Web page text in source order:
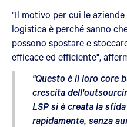
"Il motivo per cui le
logistica è perché sanno
possono spostare e
efficace ed efficiente",
"Questo è il loro core
crescita
LSP si è creata la
rapidamente, senza